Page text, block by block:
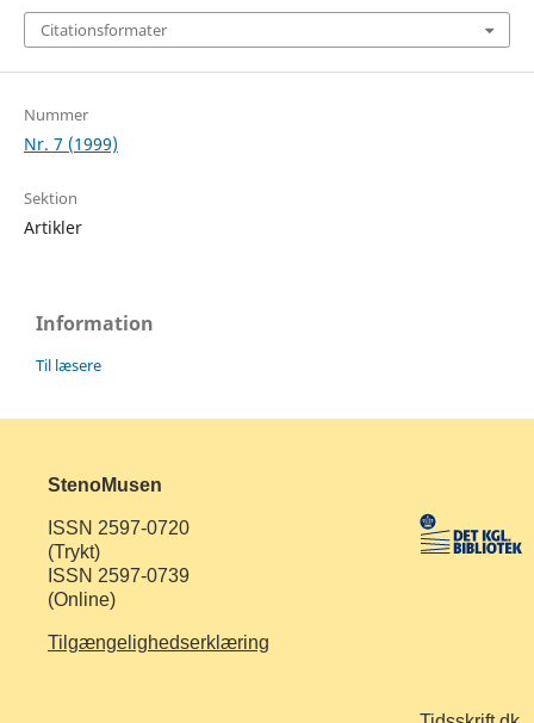
Citationsformater
Nummer
Nr. 7 (1999)
Sektion
Artikler
Information
Til læsere
StenoMusen
ISSN 2597-0720
(Trykt)
ISSN 2597-0739
(Online)
Tilgængelighedserklæring